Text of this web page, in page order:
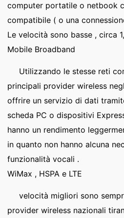
computer portatile o netbook
compatibile ( o una
Le velocità sono basse , circa
Mobile Broadband
Utilizzando le stesse reti
principali provider wireless
offrire un servizio di dati
scheda PC o dispositivi
hanno un rendimento
in quanto non hanno alcuna
funzionalità vocali .
WiMax , HSPA e LTE
velocità migliori sono
provider wireless nazionali